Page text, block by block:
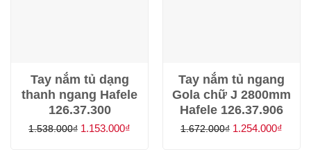
Tay nắm tủ dạng
thanh ngang Hafele
126.37.300
1.538.000₫ Giá
1.153.000₫
Tay nắm tủ ngang
Gola chữ J 2800mm
Hafele 126.37.906
1.672.000₫ Giá
1.254.000₫